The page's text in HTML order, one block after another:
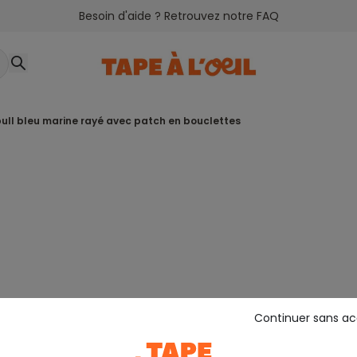
Besoin d'aide ? Retrouvez notre FAQ
bleu marine rayé avec patch en bouclettes
Continuer sans